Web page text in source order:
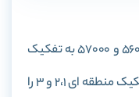
لیست رشته ها و محل قبولی با رتبه 56000 و 57000 به تفکیک
رشته های تجربی، ریاضی و انسانی و تفکیک منطقه ای 2،1 و 3 را